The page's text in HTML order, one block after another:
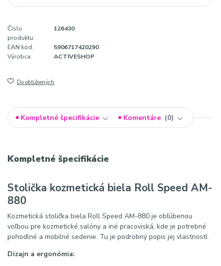
Číslo
produktu:
126430
EAN kód:
5906717420290
Výrobca:
ACTIVESHOP
Do obľúbených
Kompletné špecifikácie Komentáre 0
Kompletné špecifikácie
Stolička kozmetická biela Roll Speed AM-
880
Kozmetická stolička biela Roll Speed AM-880 je obľúbenou
voľbou pre kozmetické salóny a iné pracoviská, kde je potrebné
pohodlné a mobilné sedenie. Tu je podrobný popis jej vlastností:
Dizajn a ergonómia: